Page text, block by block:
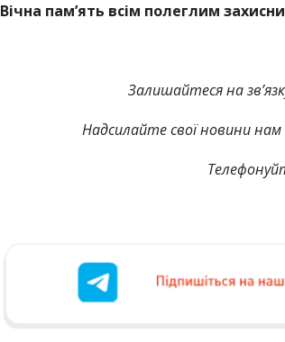
Вічна пам’ять всім полеглим
Залишайтеся на
Надсилайте свої новини